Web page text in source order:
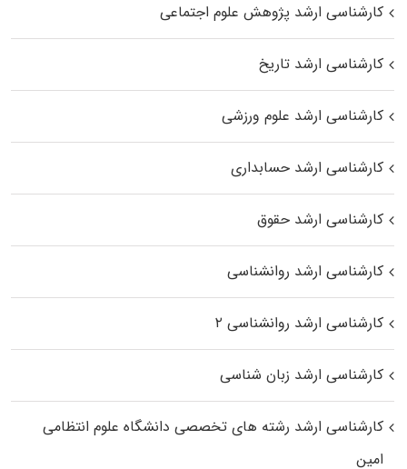
کارشناسی ارشد پژوهش علوم اجتماعی
کارشناسی ارشد تاریخ
کارشناسی ارشد علوم ورزشی
کارشناسی ارشد حسابداری
کارشناسی ارشد حقوق
کارشناسی ارشد روانشناسی
کارشناسی ارشد روانشناسی ۲
کارشناسی ارشد زبان شناسی
کارشناسی ارشد رﺷﺘﻪ ﻫﺎی تخصصی داﻧﺸﮕﺎه ﻋﻠﻮم انتظامی
اﻣﻴﻦ